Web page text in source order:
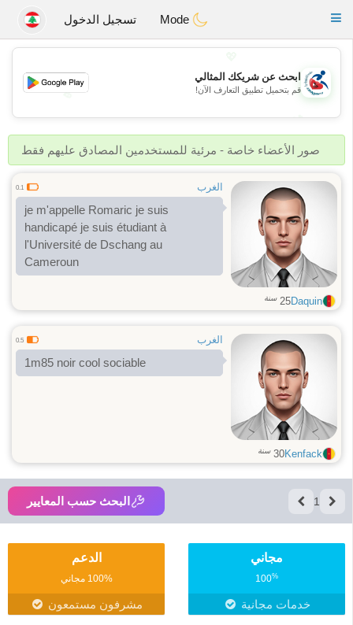
Handi Space
Toggle
تسجيل الدخول
💖
💕
💕
ابحث عن شريكك المثالي
قم بتحميل تطبيق التعارف الآن!
صور الأعضاء خاصة - مرئية للمستخدمين المصادق عليهم فقط
الغرب 0.1
je m'appelle Romaric je suis
handicapé je suis étudiant à
l'Université de Dschang au
Cameroun
Daquin
25 سنة
الغرب 0.5
1m85 noir cool sociable
Kenfack
30 سنة
1 البحث حسب المعايير
مجاني
100%
خدمات مجانية
الدعم
100% مجاني
مشرفون مستمعون